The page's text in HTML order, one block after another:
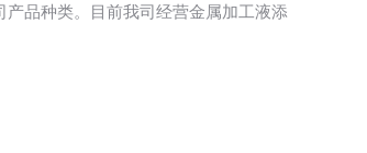
品种类。目前我司经营金属加工液添